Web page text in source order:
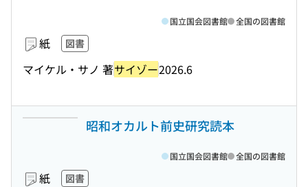
紙 図書
マイケル・サノ 著サイゾー2026.6
国立国会図書館 全国の図書館
昭和オカルト前史研究読本
紙 図書
国立国会図書館 全国の図書館